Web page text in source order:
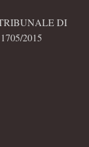
DI
2015